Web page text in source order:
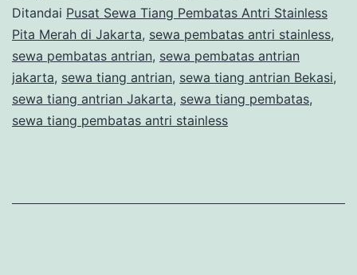
Stainless
Pita
Merah
di
Jakarta
Ditandai Pusat Sewa Tiang Pembatas Antri Stainless
Pita Merah di Jakarta, sewa pembatas antri stainless,
sewa pembatas antrian, sewa pembatas antrian
jakarta, sewa tiang antrian, sewa tiang antrian Bekasi,
sewa tiang antrian Jakarta, sewa tiang pembatas,
sewa tiang pembatas antri stainless